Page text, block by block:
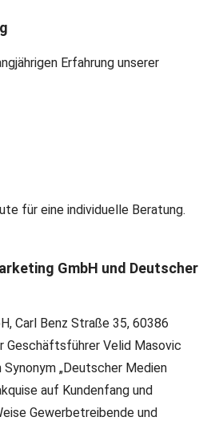
Erfahrung unserer
für eine individuelle Beratung.
GmbH und Deutscher
Carl Benz Straße 35, 60386
Geschäftsführer Velid Masovic
„Deutscher Medien
auf Kundenfang und
Gewerbetreibende und